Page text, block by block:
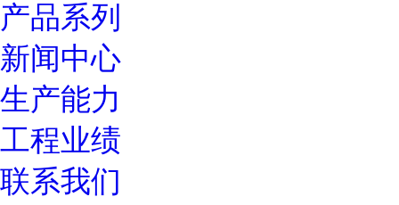
产品系列
新闻中心
生产能力
工程业绩
联系我们